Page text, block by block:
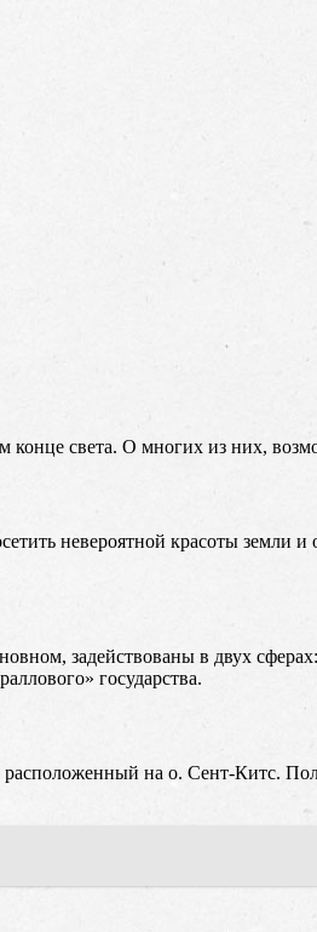
света. О многих из них,
невероятной красоты земли
задействованы в двух
государства.
на о. Сент-Китс.